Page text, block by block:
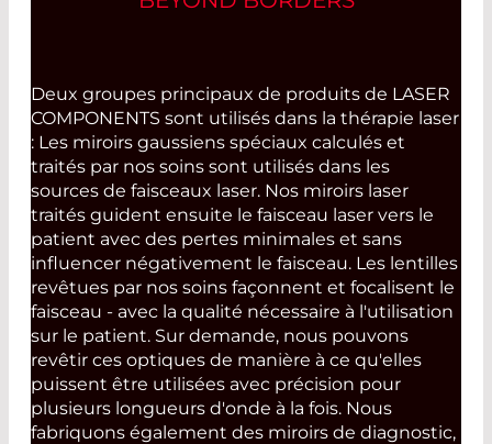
Deux groupes principaux de produits de LASER
COMPONENTS sont utilisés dans la thérapie laser
: Les miroirs gaussiens spéciaux calculés et
traités par nos soins sont utilisés dans les
sources de faisceaux laser. Nos miroirs laser
traités guident ensuite le faisceau laser vers le
patient avec des pertes minimales et sans
influencer négativement le faisceau. Les lentilles
revêtues par nos soins façonnent et focalisent le
faisceau - avec la qualité nécessaire à l'utilisation
sur le patient. Sur demande, nous pouvons
revêtir ces optiques de manière à ce qu'elles
puissent être utilisées avec précision pour
plusieurs longueurs d'onde à la fois. Nous
fabriquons également des miroirs de diagnostic,